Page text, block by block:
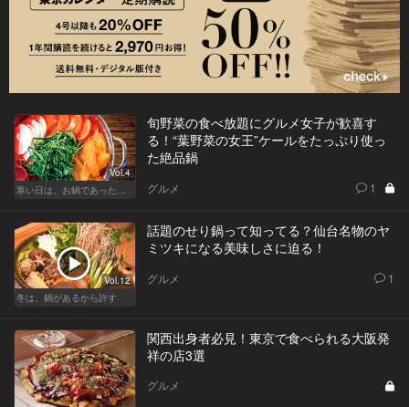
Vol.4
寒い日は、お鍋であったかデート！東京の名店へ
旬野菜の食べ放題にグルメ女子が歓喜す
る！“葉野菜の女王”ケールをたっぷり使っ
た絶品鍋
グルメ 1
Vol.12
冬は、鍋があるから許す
話題のせり鍋って知ってる？仙台名物のヤ
ミツキになる美味しさに迫る！
グルメ 1
関西出身者必見！東京で食べられる大阪発
祥の店3選
グルメ